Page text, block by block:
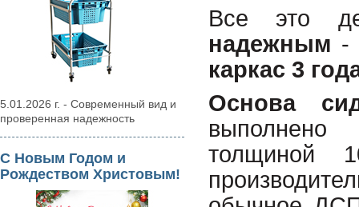
5.01.2026 г. - Современный вид и
проверенная надежность
С Новым Годом и
Рождеством Христовым!
Все это
надежным -
каркас 3
Основа
выполнено
толщиной